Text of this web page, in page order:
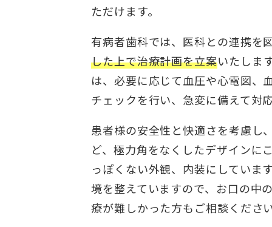
ただけます。
有病者歯科では、医科との連携を
した上で治療計画を立案いたしま
は、必要に応じて血圧や心電図、
チェックを行い、急変に備えて対
患者様の安全性と快適さを考慮し
ど、極力角をなくしたデザインに
っぽくない外観、内装にしていま
境を整えていますので、お口の中
療が難しかった方もご相談くださ